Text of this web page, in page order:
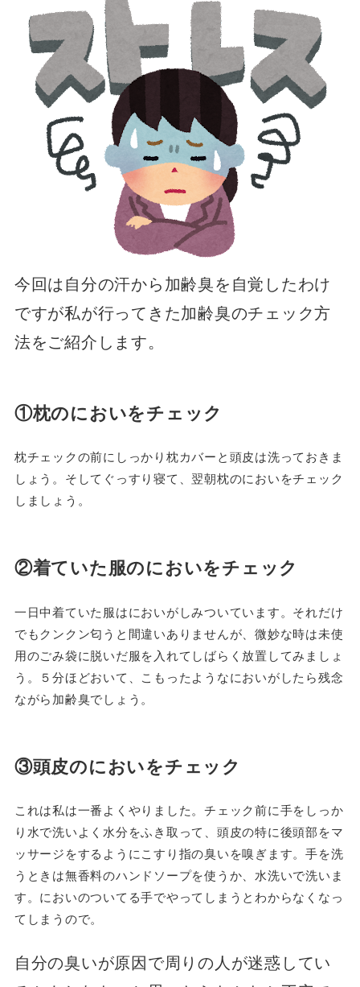
今回は自分の汗から加齢臭を自覚したわけ
ですが私が行ってきた加齢臭のチェック方
法をご紹介します。
①枕のにおいをチェック
枕チェックの前にしっかり枕カバーと頭皮は洗っておきま
しょう。そしてぐっすり寝て、翌朝枕のにおいをチェック
しましょう。
②着ていた服のにおいをチェック
一日中着ていた服はにおいがしみついています。それだけ
でもクンクン匂うと間違いありませんが、微妙な時は未使
用のごみ袋に脱いだ服を入れてしばらく放置してみましょ
う。５分ほどおいて、こもったようなにおいがしたら残念
ながら加齢臭でしょう。
③頭皮のにおいをチェック
これは私は一番よくやりました。チェック前に手をしっか
り水で洗いよく水分をふき取って、頭皮の特に後頭部をマ
ッサージをするようにこすり指の臭いを嗅ぎます。手を洗
うときは無香料のハンドソープを使うか、水洗いで洗いま
す。においのついてる手でやってしまうとわからなくなっ
てしまうので。
自分の臭いが原因で周りの人が迷惑してい